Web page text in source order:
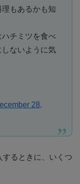
もあるかも知
チミツを食べ
ないように気
28,
るときに、いくつ